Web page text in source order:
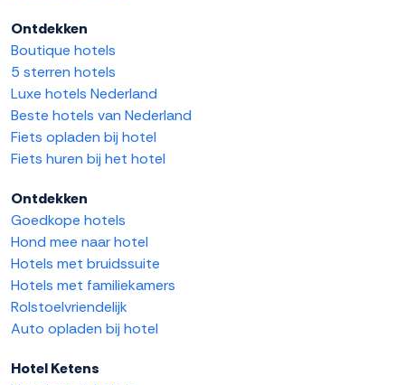
Ontdekken
Boutique hotels
5 sterren hotels
Luxe hotels Nederland
Beste hotels van Nederland
Fiets opladen bij hotel
Fiets huren bij het hotel
Ontdekken
Goedkope hotels
Hond mee naar hotel
Hotels met bruidssuite
Hotels met familiekamers
Rolstoelvriendelijk
Auto opladen bij hotel
Hotel Ketens